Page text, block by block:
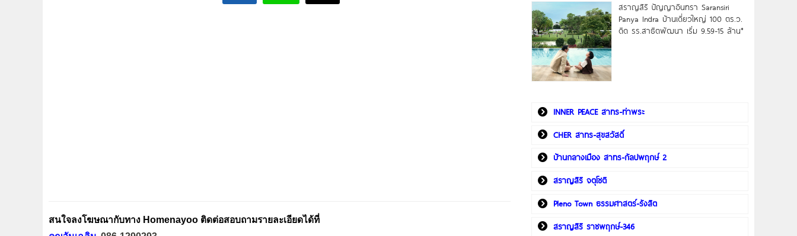
สนใจลงโฆษณากับทาง Homenayoo ติดต่อสอบถามรายละเอียดได้ที่
สราญสิริ ปัญญาอินทรา Saransiri
Panya Indra บ้านเดี่ยวใหญ่ 100 ตร.ว.
ดิด รร.สาธิตพัฒนา เริ่ม 9.59-15 ล้าน*
INNER PEACE สาทร-ท่าพระ
CHER สาทร-สุขสวัสดิ์
บ้านกลางเมือง สาทร-กัลปพฤกษ์ 2
สราญสิริ จตุโชติ
Pleno Town ธรรมศาสตร์-รังสิต
สราญสิริ ราชพฤกษ์-346